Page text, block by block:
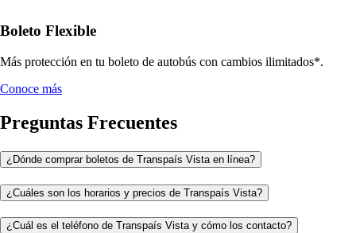
Boleto Flexible
Más protección en tu boleto de autobús con cambios ilimitados*.
Conoce más
Preguntas Frecuentes
¿Dónde comprar boletos de Transpaís Vista en línea?
¿Cuáles son los horarios y precios de Transpaís Vista?
¿Cuál es el teléfono de Transpaís Vista y cómo los contacto?